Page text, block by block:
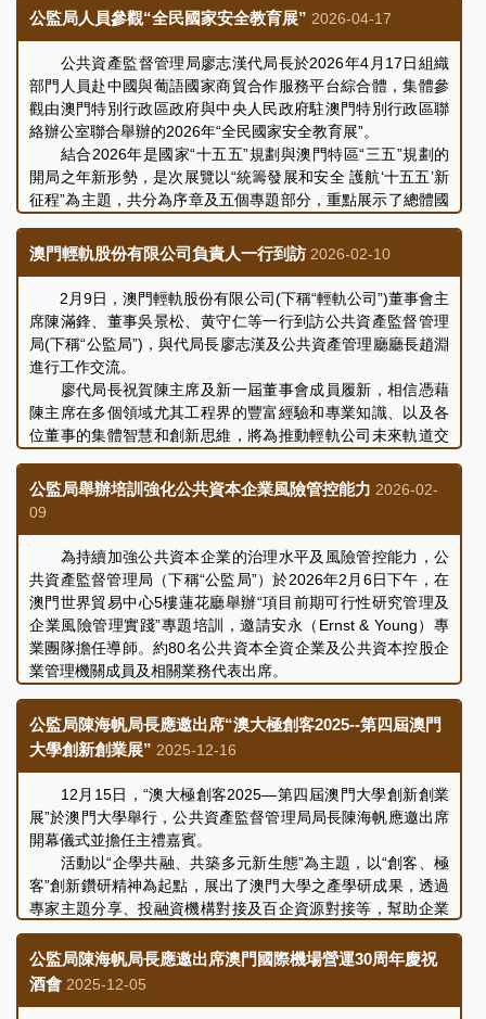
中心、一平台、一基地”地位。未來，澳廣視將堅守作為澳門公
播服務。
雙方其後就未來業務發展、持續完善企業治理及加強制度
建設等議題進行了交流和討論，會議取得良好成效。
空間。
林副主席感謝公監局一直以來對世貿公司予以支持和指
導。隨後，與會人員共同介紹了世貿公司最近的業務營運及發
展規劃的情況，表示公司正積極謀劃及推進世貿中心大廈的租
務及設施維護工作，為大廈單位及設施的使用者提供更好的會
員服務及商務環境。同時，世貿公司轄下的澳門世界貿易中心
仲裁中心，致力於依法提供樓宇滲漏水爭議必要仲裁以及其他
民商事仲裁和調解服務，與其他地方的仲裁機構簽訂合作協
議，協助企業解決跨境爭議，助力企業把握粵港澳大灣區發展
機遇，為推動澳門經濟適度多元發展作出貢獻。另外，世貿公
的發展及拓展多元化市場創造有利條件等。
進行了交流和討論，會議取得良好成效。
公監局人員參觀“全民國家安全教育展” 2026-04-17
公共資產監督管理局廖志漢代局長於2026年4月17日組織
部門人員赴中國與葡語國家商貿合作服務平台綜合體，集體參
觀由澳門特別行政區政府與中央人民政府駐澳門特別行政區聯
絡辦公室聯合舉辦的2026年“全民國家安全教育展”。
結合2026年是國家“十五五”規劃與澳門特區“三五”規劃的
開局之年新形勢，是次展覽以“統籌發展和安全 護航‘十五五’新
征程”為主題，共分為序章及五個專題部分，重點展示了總體國
特區統籌發展和安全實踐成果的回望總結。廖代局長和公監局
人員認真觀看展覽內容、視頻及實物資料，通過現場講解進一
步了解國家安全形勢與維護國家安全的重要性。同時，廖代局
長一行欣賞了以“人工智能護國安”為主題的徵文比賽及短視頻
比賽獲獎作品，作品豐富多樣，透過文字及鏡頭的深度剖析和
創意表達，從不同視角展現了本澳青少年對國家安全與科技發
展的擔當和潛能。
透過此次觀賞展覽和影片，進一步加深了對國家安全的豐
富內涵與意義的理解，公監局人員將強化責任擔當，把維護國
家安全意識融入日常履職之中。
澳門輕軌股份有限公司負責人一行到訪 2026-02-10
2月9日，澳門輕軌股份有限公司(下稱“輕軌公司”)董事會主
席陳滿鋒、董事吳景松、黄守仁等一行到訪公共資產監督管理
局(下稱“公監局”)，與代局長廖志漢及公共資產管理廳廳長趙淵
進行工作交流。
廖代局長祝賀陳主席及新一屆董事會成員履新，相信憑藉
陳主席在多個領域尤其工程界的豐富經驗和專業知識、以及各
位董事的集體智慧和創新思維，將為推動輕軌公司未來軌道交
便捷、穩定和可靠的軌道交通服務。
陳主席感謝公監局一直以來對輕軌公司工作的指導支持，
作安排。雙方並就持續優化內部管理和營運績效評核等議題進
行了交流和討論，會議取得良好成效。
公監局舉辦培訓強化公共資本企業風險管控能力 2026-02-
09
為持續加強公共資本企業的治理水平及風險管控能力，公
共資產監督管理局（下稱“公監局”）於2026年2月6日下午，在
澳門世界貿易中心5樓蓮花廳舉辦“項目前期可行性研究管理及
企業風險管理實踐”專題培訓，邀請安永（Ernst & Young）專
業團隊擔任導師。約80名公共資本全資企業及公共資本控股企
業管理機關成員及相關業務代表出席。
共財政的利用效益，進行項目前期可行性研究與風險評估，是
確保對公共投資決策質量、實現資產保值增值的重要基礎。本
次培訓主要聚焦項目戰略定位與企業發展規劃的協同效應分
析、可行性研究的四大關鍵板塊、前瞻性風險識別與管控風險
策略等，導師通過實踐經驗分享與出席者互動交流，加強企業
對項目前期研究及風險管控的理解與應用能力。培訓內容豐富
務實，達到了預期效果。
公監局陳海帆局長應邀出席“澳大極創客2025--第四屆澳門
大學創新創業展” 2025-12-16
12月15日，“澳大極創客2025—第四屆澳門大學創新創業
展”於澳門大學舉行，公共資產監督管理局局長陳海帆應邀出席
開幕儀式並擔任主禮嘉賓。
活動以“企學共融、共築多元新生態”為主題，以“創客、極
客”創新鑽研精神為起點，展出了澳門大學之產學研成果，透過
專家主題分享、投融資機構對接及百企資源對接等，幫助企業
對接更多商業資源，提升競爭力，為成果轉化新生態及跨產業
合作搭建溝通橋樑，促進創新成果轉化和新興產業的發展。
公監局陳海帆局長應邀出席澳門國際機場營運30周年慶祝
酒會 2025-12-05